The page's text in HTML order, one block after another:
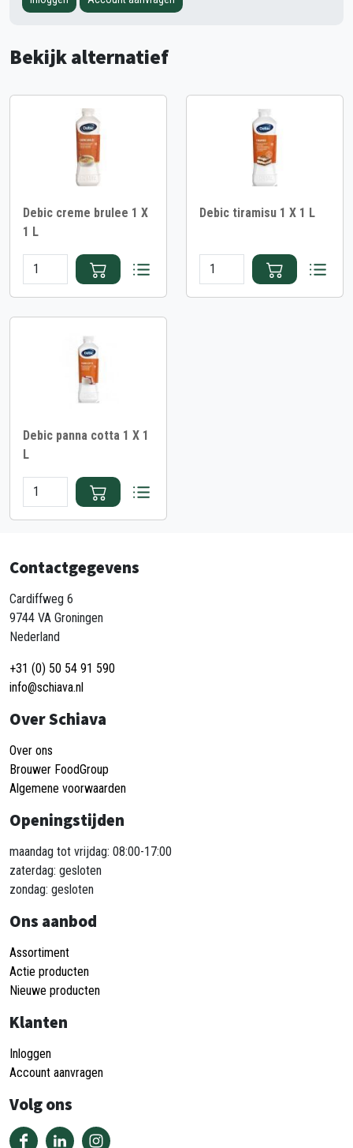
Bekijk alternatief
Debic creme brulee 1 X
1 L
Debic tiramisu 1 X 1 L
Debic panna cotta 1 X 1
L
Contactgegevens
Cardiffweg 6
9744 VA Groningen
Nederland
+31 (0) 50 54 91 590
info@schiava.nl
Over Schiava
Over ons
Brouwer FoodGroup
Algemene voorwaarden
Openingstijden
maandag tot vrijdag: 08:00-17:00
zaterdag: gesloten
zondag: gesloten
Ons aanbod
Assortiment
Actie producten
Nieuwe producten
Klanten
Inloggen
Account aanvragen
Volg ons